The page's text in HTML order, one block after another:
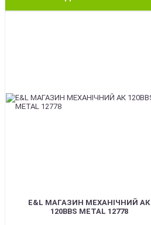
E&L МАГАЗИН МЕХАНІЧНИЙ АК
120BBS METAL 12778